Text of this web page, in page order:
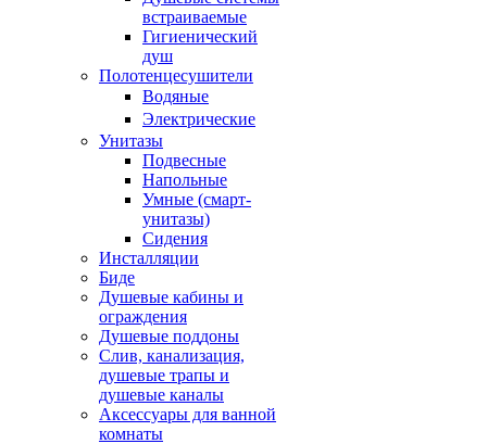
встраиваемые
Гигиенический
душ
Полотенцесушители
ㅤВодяные
ㅤЭлектрические
Унитазы
Подвесные
Напольные
Умные (смарт-
унитазы)
Сидения
Инсталляции
Биде
Душевые кабины и
ограждения
Душевые поддоны
Слив, канализация,
душевые трапы и
душевые каналы
Аксессуары для ванной
комнаты